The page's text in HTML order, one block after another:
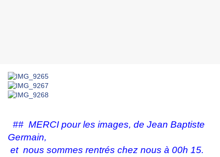
## MERCI pour les images, de Jean Baptiste
Germain,
et nous sommes rentrés chez nous à 00h 15.